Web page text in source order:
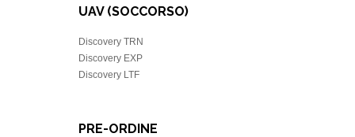
UAV (SOCCORSO)
Discovery TRN
Discovery EXP
Discovery LTF
PRE-ORDINE